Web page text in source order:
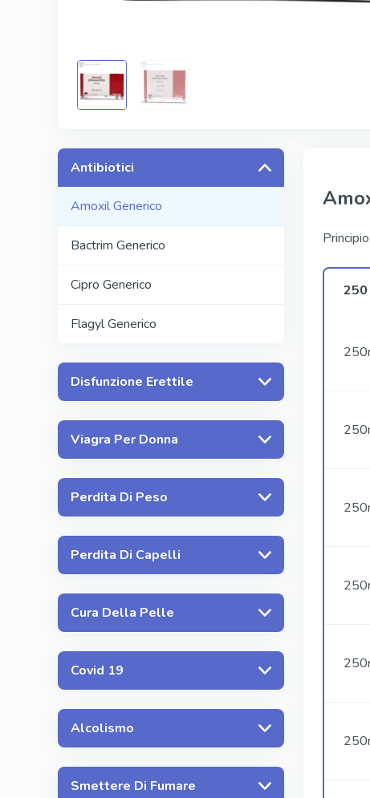
Antibiotici
Amoxil Generico
Bactrim Generico
Cipro Generico
Flagyl Generico
Disfunzione Erettile
Viagra Per Donna
Perdita Di Peso
Perdita Di Capelli
Cura Della Pelle
Covid 19
Alcolismo
Smettere Di Fumare
250